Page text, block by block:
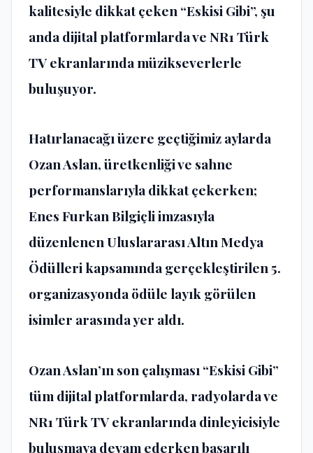
kalitesiyle dikkat çeken “Eskisi Gibi”, şu
anda dijital platformlarda ve NR1 Türk
TV ekranlarında müzikseverlerle
buluşuyor.
Hatırlanacağı üzere geçtiğimiz aylarda
Ozan Aslan, üretkenliği ve sahne
performanslarıyla dikkat çekerken;
Enes Furkan Bilgiçli imzasıyla
düzenlenen Uluslararası Altın Medya
Ödülleri kapsamında gerçekleştirilen 5.
organizasyonda ödüle layık görülen
isimler arasında yer aldı.
Ozan Aslan’ın son çalışması “Eskisi Gibi”
tüm dijital platformlarda, radyolarda ve
NR1 Türk TV ekranlarında dinleyicisiyle
buluşmaya devam ederken başarılı